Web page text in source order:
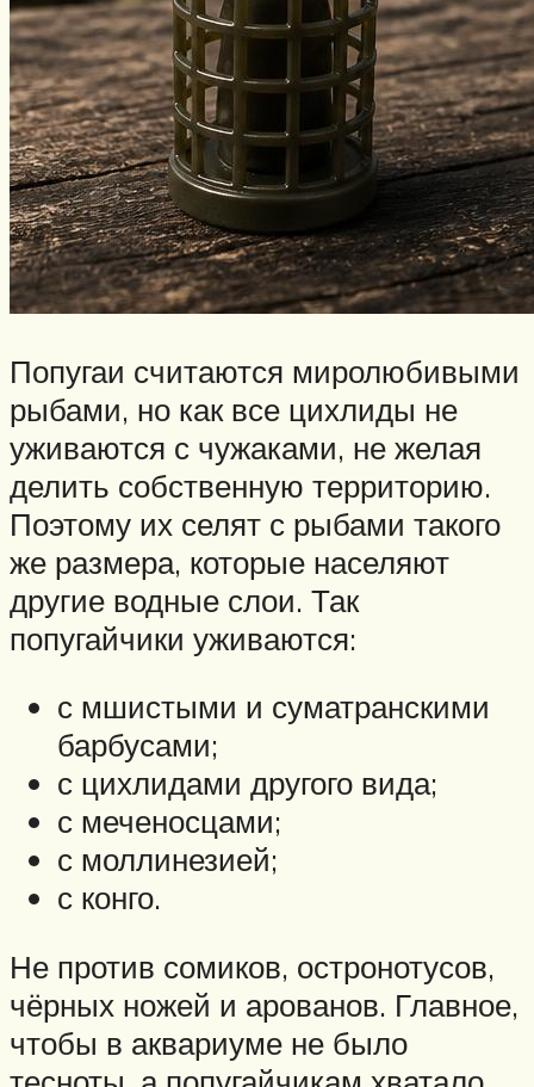
Попугаи считаются миролюбивыми
рыбами, но как все цихлиды не
уживаются с чужаками, не желая
делить собственную территорию.
Поэтому их селят с рыбами такого
же размера, которые населяют
другие водные слои. Так
попугайчики уживаются:
с мшистыми и суматранскими
барбусами;
с цихлидами другого вида;
с меченосцами;
с моллинезией;
с конго.
Не против сомиков, остронотусов,
чёрных ножей и арованов. Главное,
чтобы в аквариуме не было